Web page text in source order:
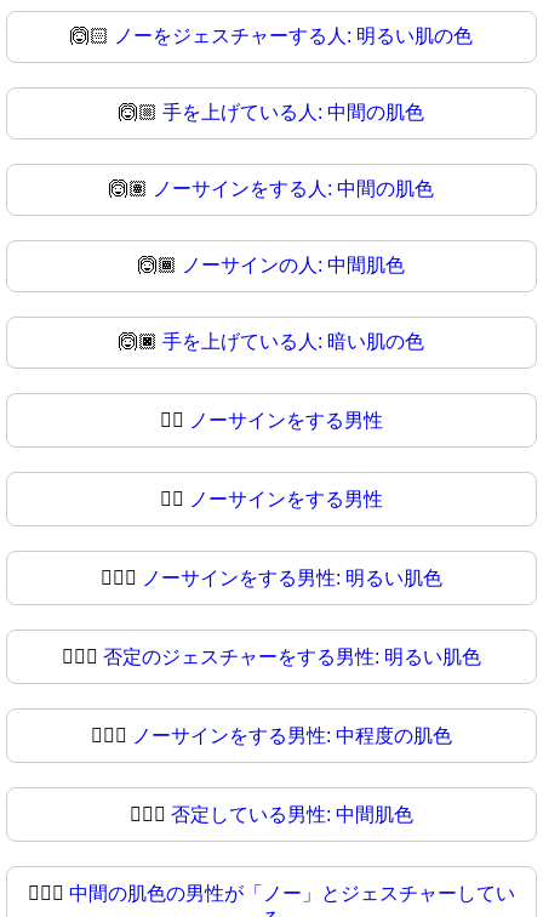
🙆🏻 ノーをジェスチャーする人: 明るい肌の色
🙆🏼 手を上げている人: 中間の肌色
🙆🏽 ノーサインをする人: 中間の肌色
🙆🏾 ノーサインの人: 中間肌色
🙆🏿 手を上げている人: 暗い肌の色
🙆‍♂️ ノーサインをする男性
🙆‍♂ ノーサインをする男性
🙆🏻‍♂️ ノーサインをする男性: 明るい肌色
🙆🏻‍♂ 否定のジェスチャーをする男性: 明るい肌色
🙆🏼‍♂️ ノーサインをする男性: 中程度の肌色
🙆🏼‍♂ 否定している男性: 中間肌色
🙆🏽‍♂️ 中間の肌色の男性が「ノー」とジェスチャーしてい